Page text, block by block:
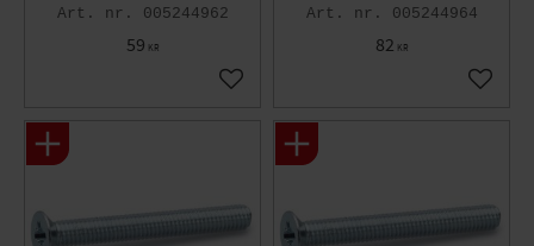
005244962
59 KR
Lägg till i favoriter
005244964
82 KR
Lägg